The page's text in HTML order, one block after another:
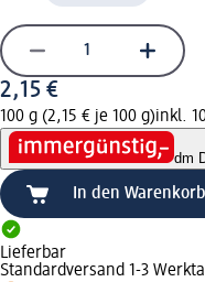
2,15 €
100 g (2,15 € je 100 g)inkl.
dm
In den Warenkorb
Lieferbar
Standardversand 1-3